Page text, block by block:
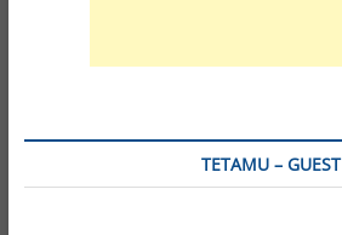
TETAMU – GUEST